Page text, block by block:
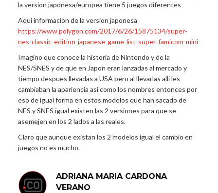
la version japonesa/europea tiene 5 juegos diferentes
Aqui informacion de la version japonesa
https://www.polygon.com/2017/6/26/15875134/super-
nes-classic-edition-japanese-game-list-super-famicom-mini
Imagino que conoce la historia de Nintendo y de la
NES/SNES y de que en Japon eran lanzadas al mercado y
tiempo despues llevadas a USA pero al llevarlas alli les
cambiaban la apariencia asi como los nombres entonces por
eso de igual forma en estos modelos que han sacado de
NES y SNES igual existen las 2 versiones para que se
asemejen en los 2 lados a las reales.
Claro que aunque existan los 2 modelos igual el cambio en
juegos no es mucho.
ADRIANA MARIA CARDONA
VERANO